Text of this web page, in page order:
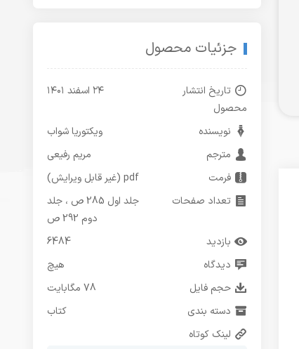
جزئیات محصول
تاریخ انتشار
محصول
۲۴ اسفند ۱۴۰۱
نویسنده
ویکتوریا شواب
مترجم
مریم رفیعی
فرمت
pdf (غیر قابل ویرایش)
تعداد صفحات
جلد اول 285 ص ، جلد
دوم 292 ص
بازدید
6484
دیدگاه
هیچ
حجم فایل
78 مگابایت
دسته بندی
کتاب
لینک کوتاه